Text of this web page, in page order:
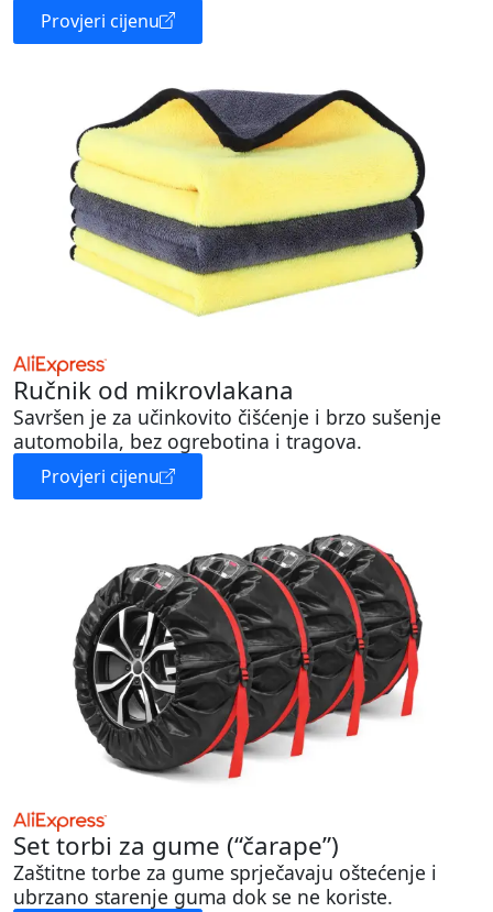
Provjeri cijenu
Ručnik od mikrovlakana
Savršen je za učinkovito čišćenje i brzo sušenje
automobila, bez ogrebotina i tragova.
Provjeri cijenu
Set torbi za gume (“čarape”)
Zaštitne torbe za gume sprječavaju oštećenje i
ubrzano starenje guma dok se ne koriste.